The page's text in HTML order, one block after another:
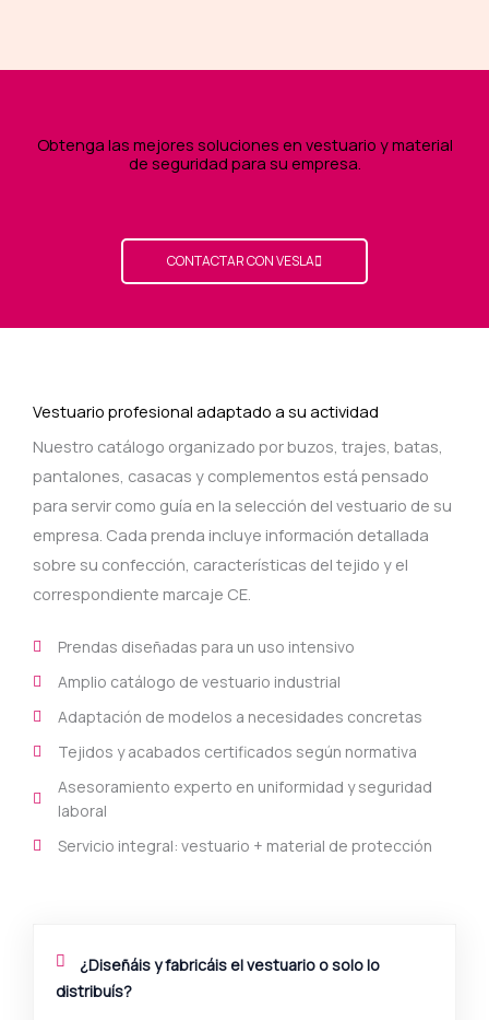
Obtenga las mejores soluciones en vestuario y material
de seguridad para su empresa.
CONTACTAR CON VESLA
Vestuario profesional adaptado a su actividad
Nuestro catálogo organizado por buzos, trajes, batas,
pantalones, casacas y complementos está pensado
para servir como guía en la selección del vestuario de su
empresa. Cada prenda incluye información detallada
sobre su confección, características del tejido y el
correspondiente marcaje CE.
Prendas diseñadas para un uso intensivo
Amplio catálogo de vestuario industrial
Adaptación de modelos a necesidades concretas
Tejidos y acabados certificados según normativa
Asesoramiento experto en uniformidad y seguridad
laboral
Servicio integral: vestuario + material de protección
¿Diseñáis y fabricáis el vestuario o solo lo
distribuís?